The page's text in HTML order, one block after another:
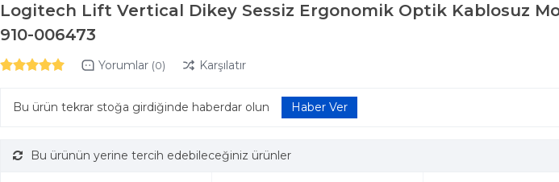
Logitech Lift Vertical Dikey Sessiz Ergonomik Optik Kablosuz
910-006473
Yorumlar (0) Karşılatır
Bu ürün tekrar stoğa girdiğinde haberdar olun
Bu ürünün yerine tercih edebileceğiniz ürünler